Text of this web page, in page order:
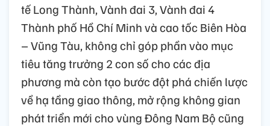
tế Long Thành, Vành đai 3, Vành đai 4
Thành phố Hồ Chí Minh và cao tốc Biên Hòa
– Vũng Tàu, không chỉ góp phần vào mục
tiêu tăng trưởng 2 con số cho các địa
phương mà còn tạo bước đột phá chiến lược
về hạ tầng giao thông, mở rộng không gian
phát triển mới cho vùng Đông Nam Bộ cũng